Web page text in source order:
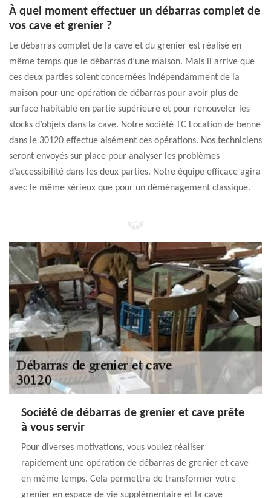
À quel moment effectuer un débarras complet de
vos cave et grenier ?
Le débarras complet de la cave et du grenier est réalisé en
même temps que le débarras d’une maison. Mais il arrive que
ces deux parties soient concernées indépendamment de la
maison pour une opération de débarras pour avoir plus de
surface habitable en partie supérieure et pour renouveler les
stocks d’objets dans la cave. Notre société TC Location de benne
dans le 30120 effectue aisément ces opérations. Nos techniciens
seront envoyés sur place pour analyser les problèmes
d’accessibilité dans les deux parties. Notre équipe efficace agira
avec le même sérieux que pour un déménagement classique.
Société de débarras de grenier et cave prête
à vous servir
Pour diverses motivations, vous voulez réaliser
rapidement une opération de débarras de grenier et cave
en même temps. Cela permettra de transformer votre
grenier en espace de vie supplémentaire et la cave